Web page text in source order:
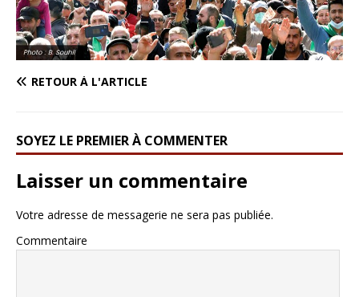
RETOUR À L'ARTICLE
SOYEZ LE PREMIER À COMMENTER
Laisser un commentaire
Votre adresse de messagerie ne sera pas publiée.
Commentaire